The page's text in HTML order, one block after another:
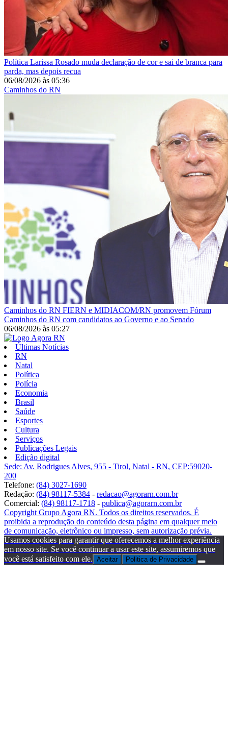
Política Larissa Rosado muda declaração de cor e sai de branca para
parda, mas depois recua
06/08/2026 às 05:36
Caminhos do RN
Caminhos do RN FIERN e MIDIACOM/RN promovem Fórum
Caminhos do RN com candidatos ao Governo e ao Senado
06/08/2026 às 05:27
Últimas Notícias
RN
Natal
Política
Polícia
Economia
Brasil
Saúde
Esportes
Cultura
Serviços
Publicações Legais
Edição digital
Sede: Av. Rodrigues Alves, 955 - Tirol, Natal - RN, CEP:59020-
200
Telefone: (84) 3027-1690
Redação: (84) 98117-5384 - redacao@agorarn.com.br
Comercial: (84) 98117-1718 - publica@agorarn.com.br
Copyright Grupo Agora RN. Todos os direitos reservados. É
proibida a reprodução do conteúdo desta página em qualquer meio
de comunicação, eletrônico ou impresso, sem autorização prévia.
Usamos cookies para garantir que oferecemos a melhor experiência
em nosso site. Se você continuar a usar este site, assumiremos que
você está satisfeito com ele. Aceitar Politica de Privacidade